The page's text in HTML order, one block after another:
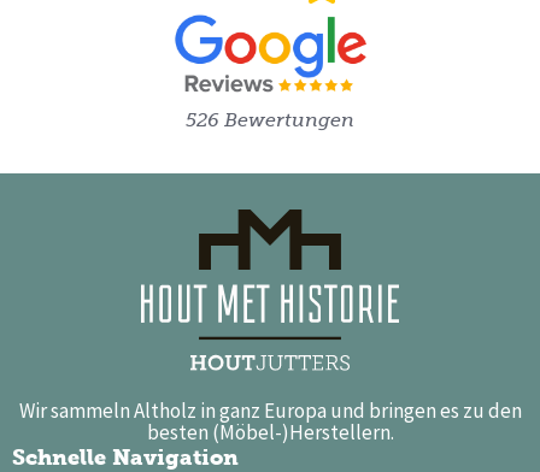
526 Bewertungen
Wir sammeln Altholz in ganz Europa und bringen es zu den
besten (Möbel-)Herstellern.
Schnelle Navigation